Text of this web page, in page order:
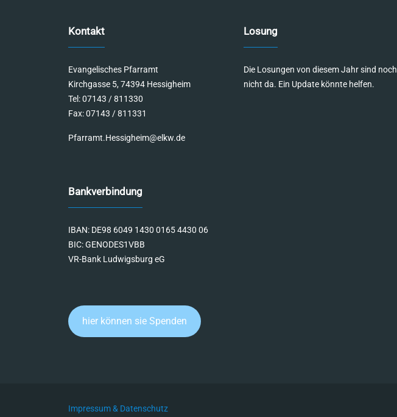
Kontakt
Evangelisches Pfarramt
Kirchgasse 5, 74394 Hessigheim
Tel: 07143 / 811330
Fax: 07143 / 811331
Pfarramt.Hessigheim@elkw.de
Bankverbindung
IBAN: DE98 6049 1430 0165 4430 06
BIC: GENODES1VBB
VR-Bank Ludwigsburg eG
hier können sie Spenden
Losung
Die Losungen von diesem Jahr sind noch
nicht da. Ein Update könnte helfen.
Impressum & Datenschutz